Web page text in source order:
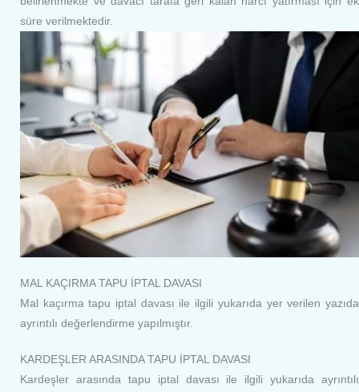
süre verilmektedir.
MAL KAÇIRMA TAPU İPTAL DAVASI
Mal kaçırma tapu iptal davası ile ilgili yukarıda yer verilen yazıda
ayrıntılı değerlendirme yapılmıştır.
KARDEŞLER ARASINDA TAPU İPTAL DAVASI
Kardeşler arasında tapu iptal davası ile ilgili yukarıda ayrıntılı